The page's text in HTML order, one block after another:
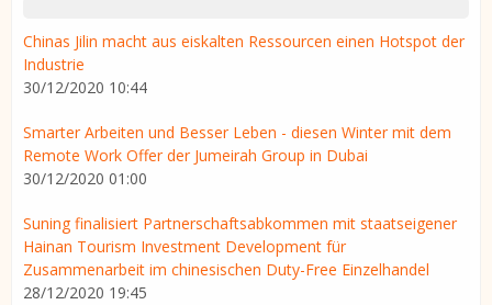
Chinas Jilin macht aus eiskalten Ressourcen einen Hotspot der
Industrie
30/12/2020 10:44
Smarter Arbeiten und Besser Leben - diesen Winter mit dem
Remote Work Offer der Jumeirah Group in Dubai
30/12/2020 01:00
Suning finalisiert Partnerschaftsabkommen mit staatseigener
Hainan Tourism Investment Development für
Zusammenarbeit im chinesischen Duty-Free Einzelhandel
28/12/2020 19:45